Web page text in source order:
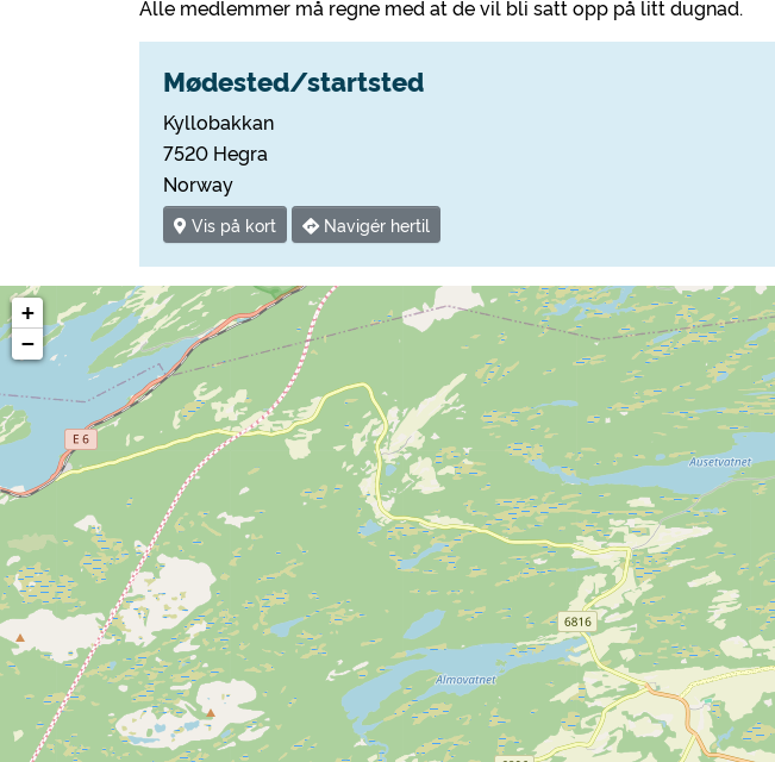
Alle medlemmer må regne med at de vil bli satt opp på litt dugnad.
Mødested/startsted
Kyllobakkan
7520 Hegra
Norway
Vis på kort Navigér hertil
+
−